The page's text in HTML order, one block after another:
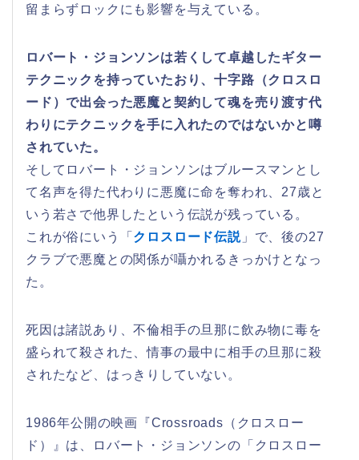
留まらずロックにも影響を与えている。
ロバート・ジョンソンは若くして卓越したギター
テクニックを持っていたおり、十字路（クロスロ
ード）で出会った悪魔と契約して魂を売り渡す代
わりにテクニックを手に入れたのではないかと噂
されていた。
そしてロバート・ジョンソンはブルースマンとし
て名声を得た代わりに悪魔に命を奪われ、27歳と
いう若さで他界したという伝説が残っている。
これが俗にいう「 クロスロード伝説」で、後の27
クラブで悪魔との関係が囁かれるきっかけとなっ
た。
死因は諸説あり、不倫相手の旦那に飲み物に毒を
盛られて殺された、情事の最中に相手の旦那に殺
されたなど、はっきりしていない。
1986年公開の映画『Crossroads（クロスロー
ド）』は、ロバート・ジョンソンの「クロスロー